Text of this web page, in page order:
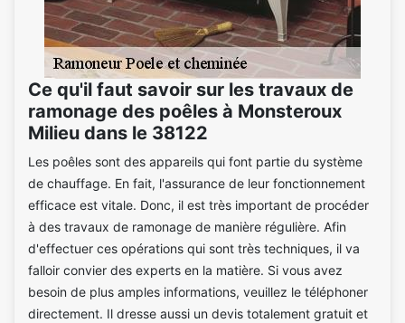
Ce qu'il faut savoir sur les travaux de
ramonage des poêles à Monsteroux
Milieu dans le 38122
Les poêles sont des appareils qui font partie du système
de chauffage. En fait, l'assurance de leur fonctionnement
efficace est vitale. Donc, il est très important de procéder
à des travaux de ramonage de manière régulière. Afin
d'effectuer ces opérations qui sont très techniques, il va
falloir convier des experts en la matière. Si vous avez
besoin de plus amples informations, veuillez le téléphoner
directement. Il dresse aussi un devis totalement gratuit et